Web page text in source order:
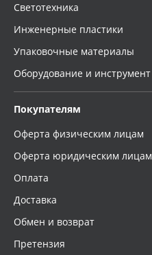
Светотехника
Инженерные пластики
Упаковочные материалы
Оборудование и инструмент
Покупателям
Оферта физическим лицам
Оферта юридическим лицам
Оплата
Доставка
Обмен и возврат
Претензия